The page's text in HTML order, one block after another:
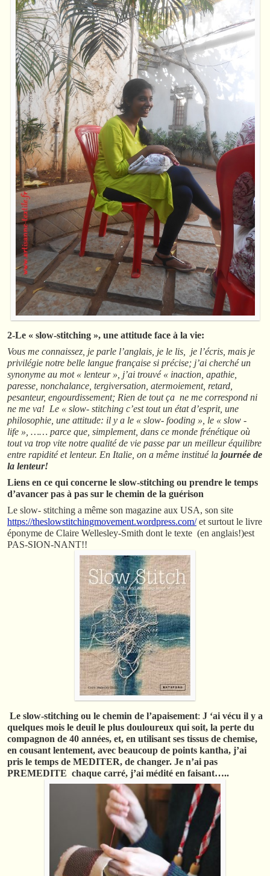
2-Le « slow-stitching », une attitude face à la vie:
Vous me connaissez, je parle l’anglais, je le lis, je l’écris, mais je
privilégie notre belle langue française si précise; j’ai cherché un
synonyme au mot « lenteur », j’ai trouvé « inaction, apathie,
paresse, nonchalance, tergiversation, atermoiement, retard,
pesanteur, engourdissement; Rien de tout ça ne me correspond ni
ne me va! Le « slow- stitching c’est tout un état d’esprit, une
philosophie, une attitude: il y a le « slow- fooding », le « slow -
life », …… parce que, simplement, dans ce monde frénétique où
tout va trop vite notre qualité de vie passe par un meilleur équilibre
entre rapidité et lenteur. En Italie, on a même institué la journée de
la lenteur!
Liens en ce qui concerne le slow-stitching ou prendre le temps
d’avancer pas à pas sur le chemin de la guérison
Le slow- stitching a même son magazine aux USA, son site
https://theslowstitchingmovement.wordpress.com/et surtout le livre
éponyme de Claire Wellesley-Smith dont le texte (en anglais!)est
PAS-SION-NANT!!
Le slow-stitching ou le chemin de l’apaisement: J ‘ai vécu il y a
quelques mois le deuil le plus douloureux qui soit, la perte du
compagnon de 40 années, et, en utilisant ses tissus de chemise,
en cousant lentement, avec beaucoup de points kantha, j’ai
pris le temps de MEDITER, de changer. Je n’ai pas
PREMEDITE chaque carré, j’ai médité en faisant…..